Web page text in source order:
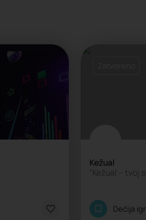
Kežual
"Kežual – tvoj
Dečija